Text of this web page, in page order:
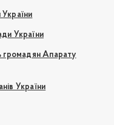
України
громадян Апарату
України